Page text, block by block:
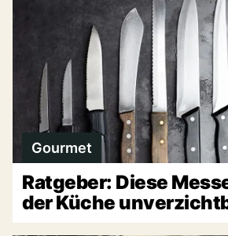
Gourmet
Ratgeber: Diese
der Küche